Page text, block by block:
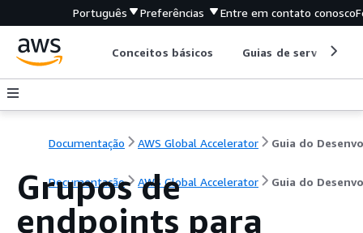
Português Preferências Entre em contato conosco
Conceitos básicos Guias de serviço
Documentação AWS Global Accelerator
Documentação AWS Global Accelerator Guia do
Grupos de
endpoints para